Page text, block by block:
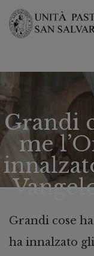
Grandi
me
Maggio
Grandi cose
ha innalzato